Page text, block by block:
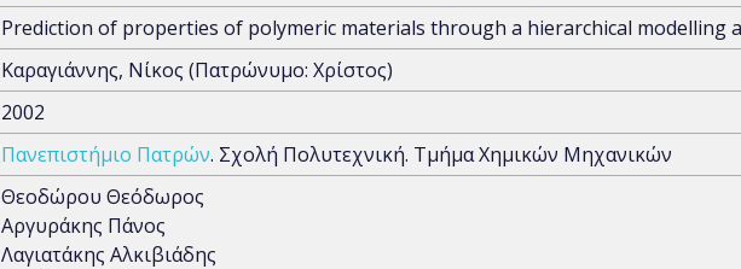
Prediction of properties of polymeric materials through a hierarchical modelling
Καραγιάννης, Νίκος (Πατρώνυμο: Χρίστος)
2002
Πανεπιστήμιο Πατρών. Σχολή Πολυτεχνική. Τμήμα Χημικών Μηχανικών
Θεοδώρου Θεόδωρος
Αργυράκης Πάνος
Λαγιατάκης Αλκιβιάδης